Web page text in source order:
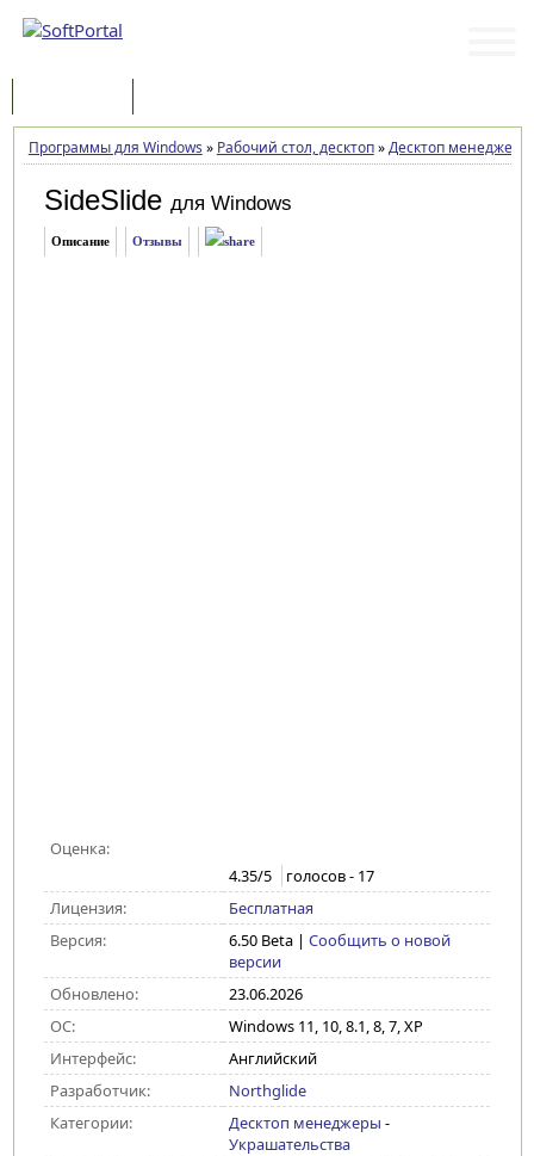
Программы для Windows » Рабочий стол, десктоп»Десктоп менеджеры
SideSlide для Windows
Описание Отзывы
Оценка:
4.35/5 голосов - 17
Лицензия:
Бесплатная
Версия:
6.50 Beta| Сообщить о новой
версии
Обновлено:
23.06.2026
ОС:
Windows 11, 10, 8.1, 8, 7, XP
Интерфейс:
Английский
Разработчик:
Northglide
Категории:
Десктоп менеджеры -
Украшательства